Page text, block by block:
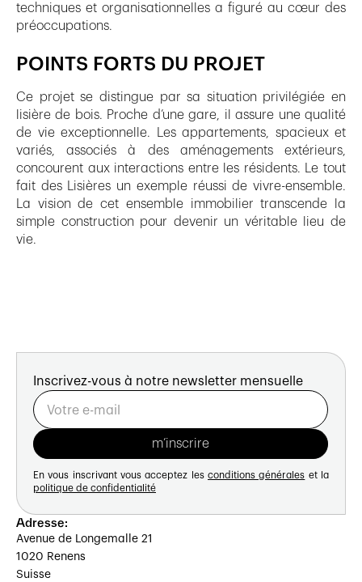
techniques et organisationnelles a figuré au cœur des
préoccupations.
POINTS FORTS DU PROJET
Ce projet se distingue par sa situation privilégiée en
lisière de bois. Proche d’une gare, il assure une qualité
de vie exceptionnelle. Les appartements, spacieux et
variés, associés à des aménagements extérieurs,
concourent aux interactions entre les résidents. Le tout
fait des Lisières un exemple réussi de vivre-ensemble.
La vision de cet ensemble immobilier transcende la
simple construction pour devenir un véritable lieu de
vie.
Inscrivez-vous à notre newsletter mensuelle
En vous inscrivant vous acceptez les conditions générales et la
politique de confidentialité
Adresse:
Avenue de Longemalle 21
1020 Renens
Suisse